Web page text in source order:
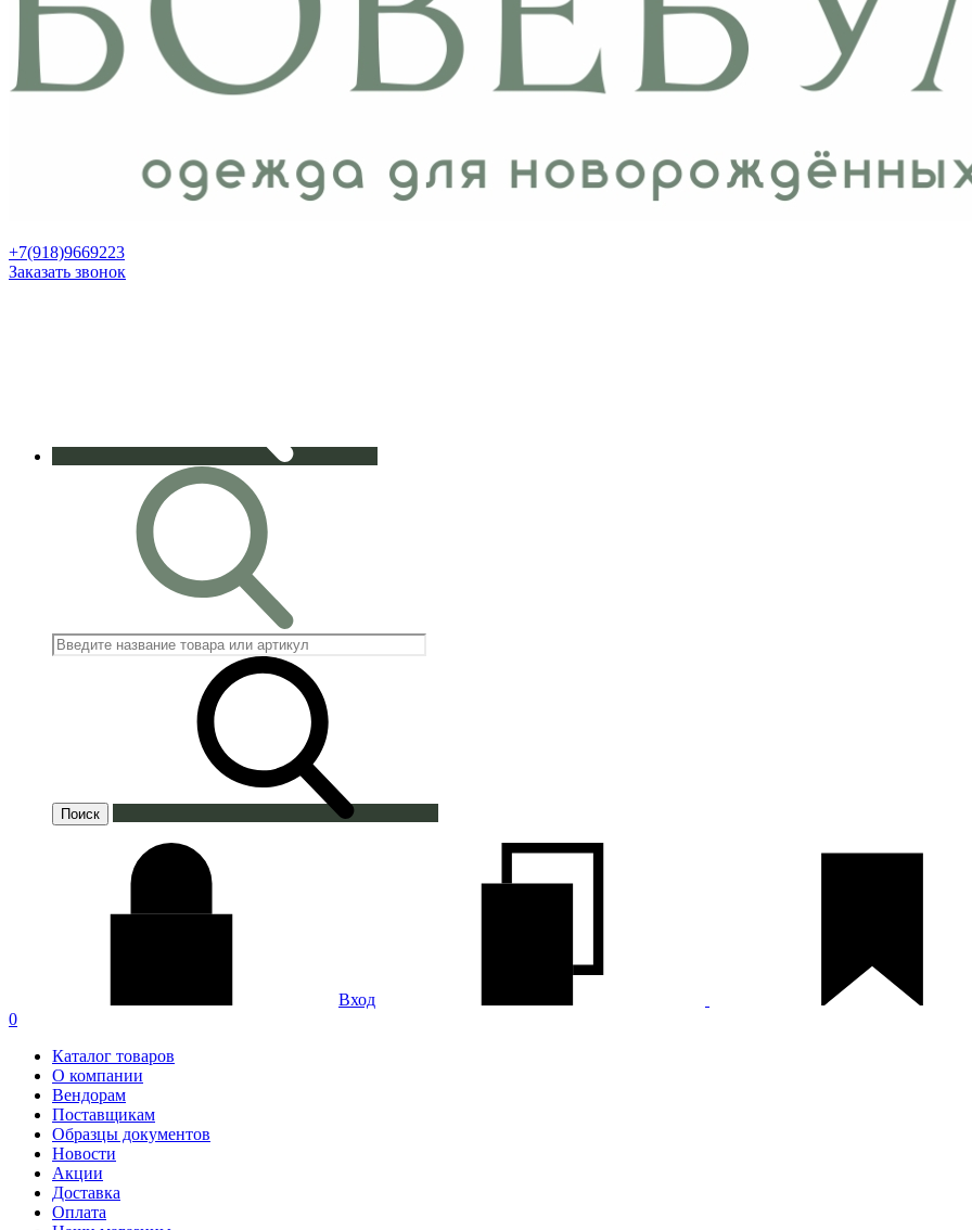
+7(918)9669223
Заказать звонок
Вход
0
Каталог товаров
О компании
Вендорам
Поставщикам
Образцы документов
Новости
Акции
Доставка
Оплата